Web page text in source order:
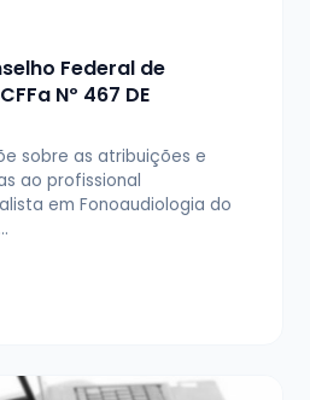
Federal de
Nº 467 DE
sobre as atribuições e
ao profissional
em Fonoaudiologia do